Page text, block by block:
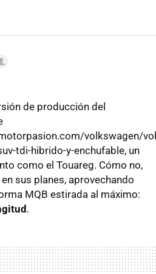
de producción del
volkswagen/
tdi-hibrido-y-enchufable, un
como el Touareg. Cómo no,
sus planes, aprovechando
MQB estirada al máximo:
.